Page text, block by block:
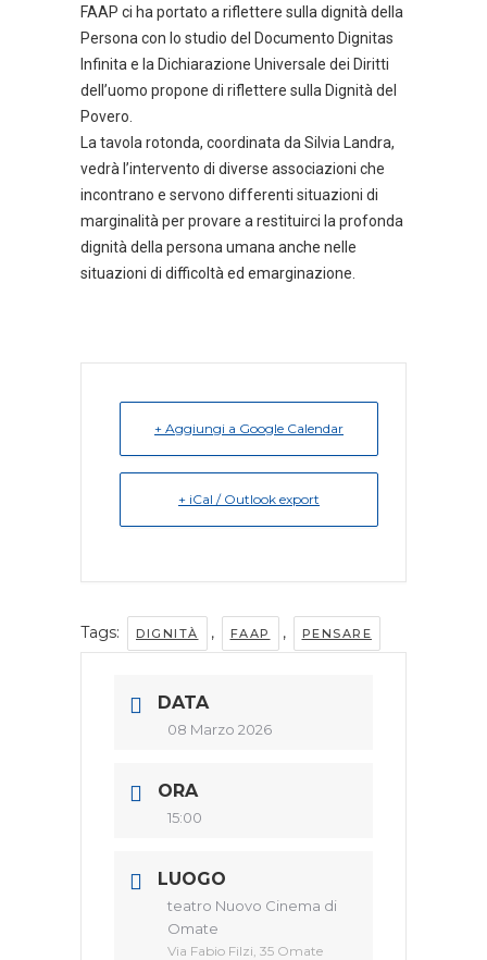
FAAP ci ha portato a riflettere sulla dignità della
Persona con lo studio del Documento Dignitas
Infinita e la Dichiarazione Universale dei Diritti
dell’uomo propone di riflettere sulla Dignità del
Povero.
La tavola rotonda, coordinata da Silvia Landra,
vedrà l’intervento di diverse associazioni che
incontrano e servono differenti situazioni di
marginalità per provare a restituirci la profonda
dignità della persona umana anche nelle
situazioni di difficoltà ed emarginazione.
+ Aggiungi a Google Calendar
+ iCal / Outlook export
Tags: DIGNITÀ , FAAP , PENSARE
DATA
08 Marzo 2026
ORA
15:00
LUOGO
teatro Nuovo Cinema di
Omate
Via Fabio Filzi, 35 Omate